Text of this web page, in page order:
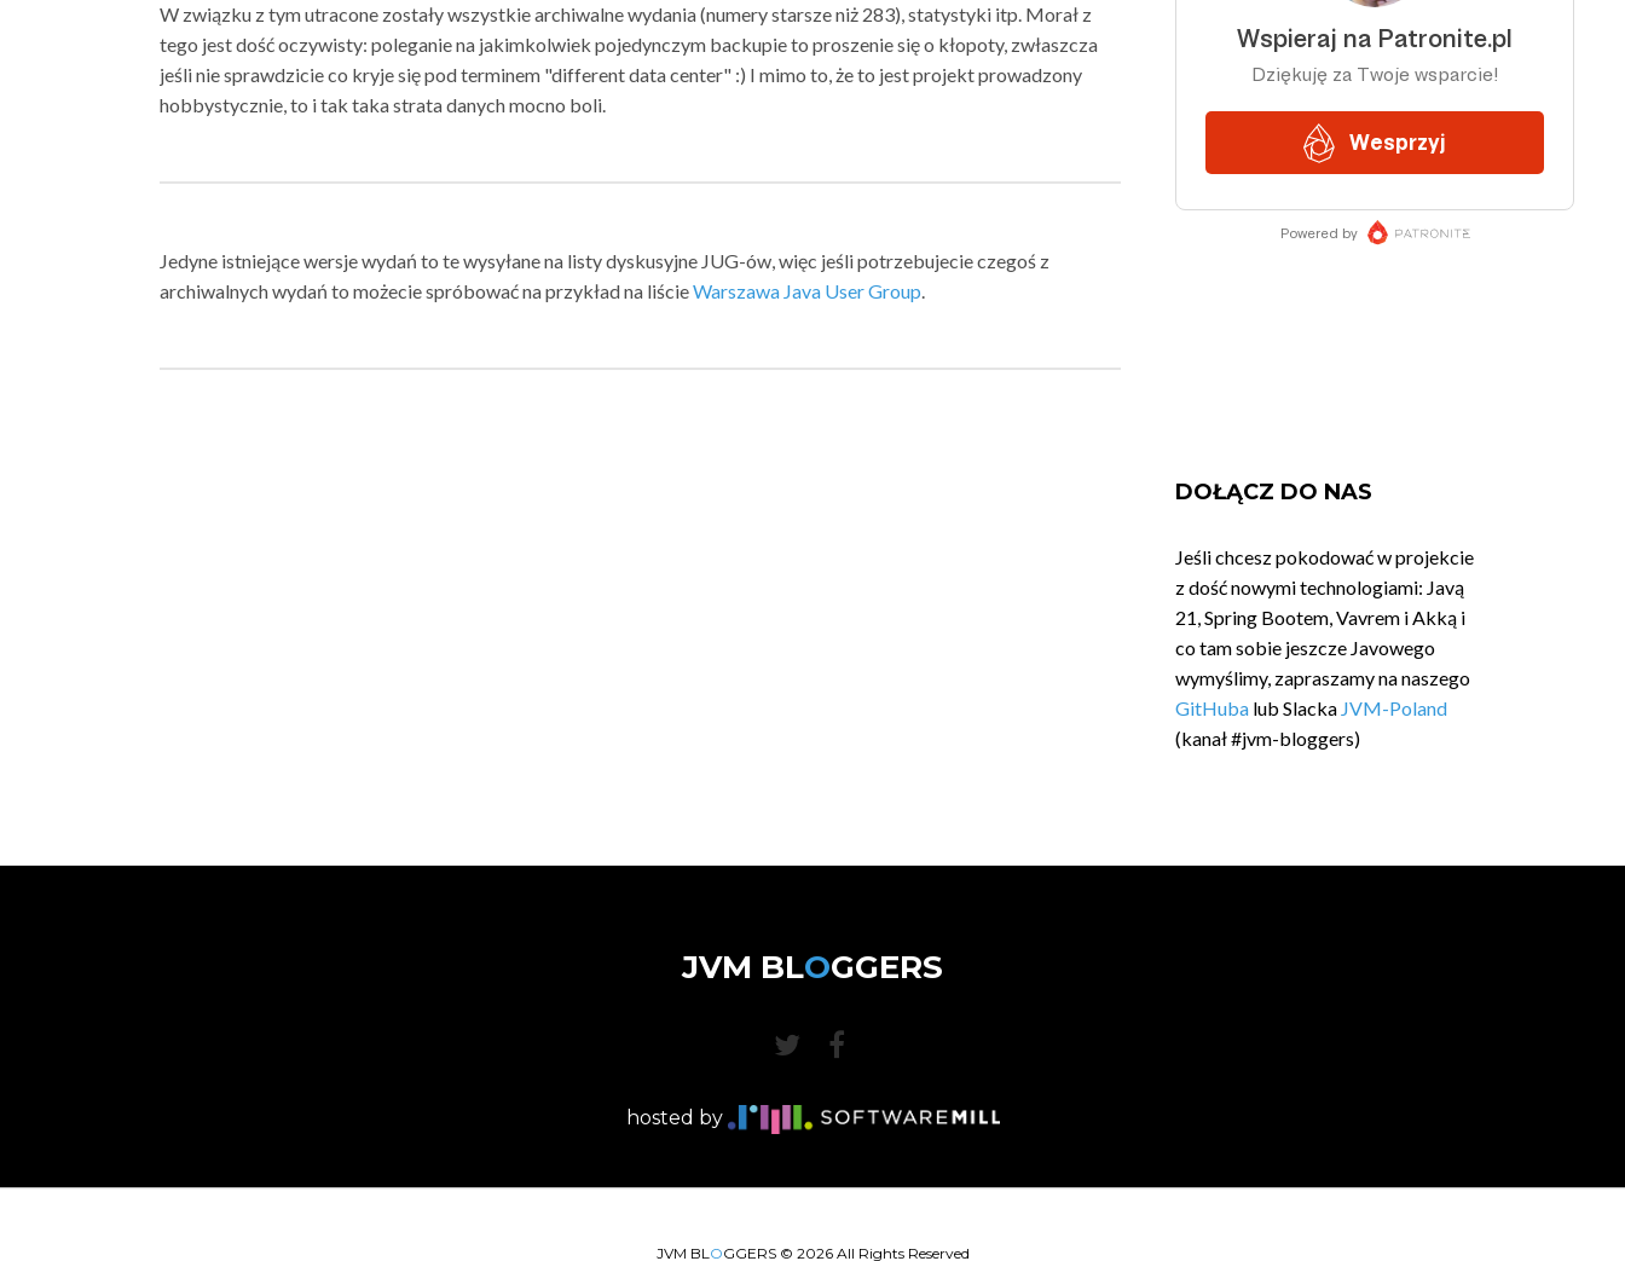
W związku z tym utracone zostały wszystkie archiwalne wydania (numery starsze niż 283), statystyki itp. Morał z
tego jest dość oczywisty: poleganie na jakimkolwiek pojedynczym backupie to proszenie się o kłopoty, zwłaszcza
jeśli nie sprawdzicie co kryje się pod terminem "different data center" :) I mimo to, że to jest projekt prowadzony
hobbystycznie, to i tak taka strata danych mocno boli.
Jedyne istniejące wersje wydań to te wysyłane na listy dyskusyjne JUG-ów, więc jeśli potrzebujecie czegoś z
archiwalnych wydań to możecie spróbować na przykład na liścieWarszawa Java User Group.
DOŁĄCZ DO NAS
Jeśli chcesz pokodować w projekcie
z dość nowymi technologiami: Javą
21, Spring Bootem, Vavrem i Akką i
co tam sobie jeszcze Javowego
wymyślimy, zapraszamy na naszego
GitHuba lub Slacka JVM-Poland
(kanał #jvm-bloggers)
JVM BLOGGERS
hosted by
JVM BLOGGERS © 2026All Rights Reserved